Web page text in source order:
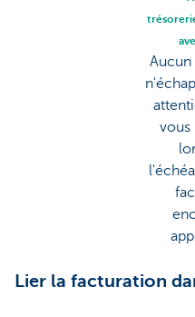
vous
Lier la facturation